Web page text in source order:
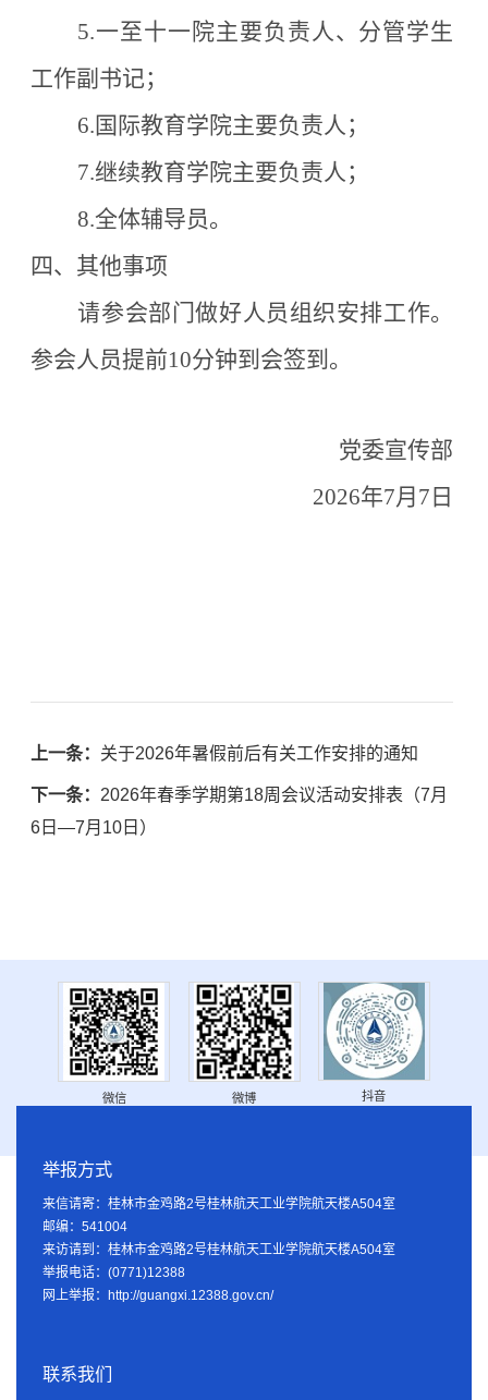
5.一至十一院主要负责人、分管学生
工作副书记；
6.国际教育学院主要负责人；
7.继续教育学院主要负责人；
8.全体辅导员。
四、其他事项
请参会部门做好人员组织安排工作。
参会人员提前10分钟到会签到。
党委宣传部
2026年7月 7 日
上一条： 关于2026年暑假前后有关工作安排的通知
下一条： 2026年春季学期第18周会议活动安排表（7月
6日—7月10日）
微信 微博 抖音
举报方式
来信请寄：桂林市金鸡路2号桂林航天工业学院航天楼A504室
邮编：541004
来访请到：桂林市金鸡路2号桂林航天工业学院航天楼A504室
举报电话：(0771)12388
网上举报：http://guangxi.12388.gov.cn/
联系我们